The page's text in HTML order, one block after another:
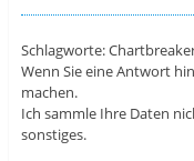
Schlagworte:
Wenn Sie eine Antwort
machen.
Ich sammle Ihre Daten
sonstiges.